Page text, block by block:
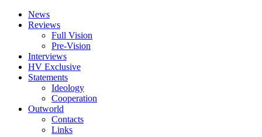
News
Reviews
Full Vision
Pre-Vision
Interviews
HV Exclusive
Statements
Ideology
Cooperation
Outworld
Contacts
Links